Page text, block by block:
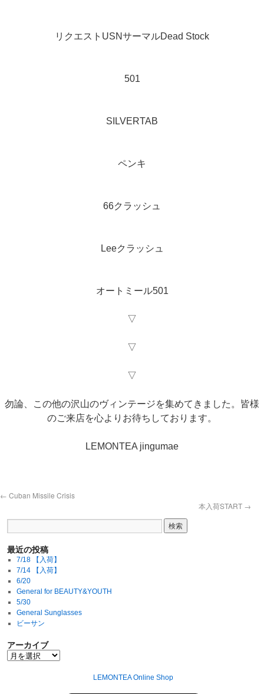
リクエストUSNサーマルDead Stock
501
SILVERTAB
ペンキ
66クラッシュ
Leeクラッシュ
オートミール501
▽
▽
▽
勿論、この他の沢山のヴィンテージを集めてきました。皆様
のご来店を心よりお待ちしております。
LEMONTEA jingumae
← Cuban Missile Crisis
本入荷START →
最近の投稿
7/18 【入荷】
7/14 【入荷】
6/20
General for BEAUTY&YOUTH
5/30
General Sunglasses
ビーサン
アーカイブ
LEMONTEA Online Shop